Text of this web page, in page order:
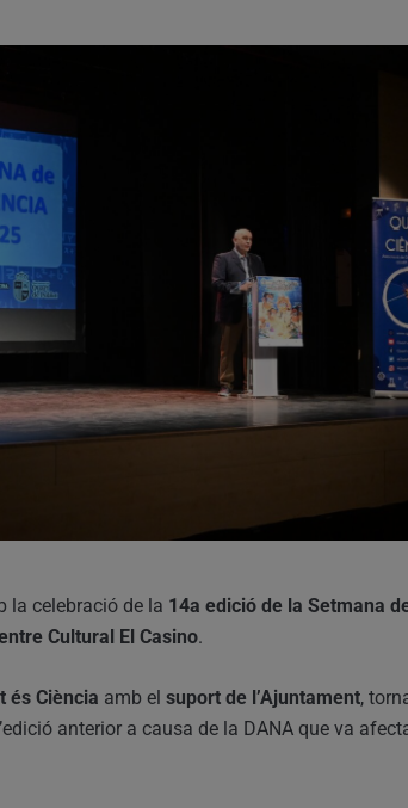
la celebració de la 14a edició de la Setmana
Cultural El Casino.
és Ciència amb el suport de l’Ajuntament,
anterior a causa de la DANA que va